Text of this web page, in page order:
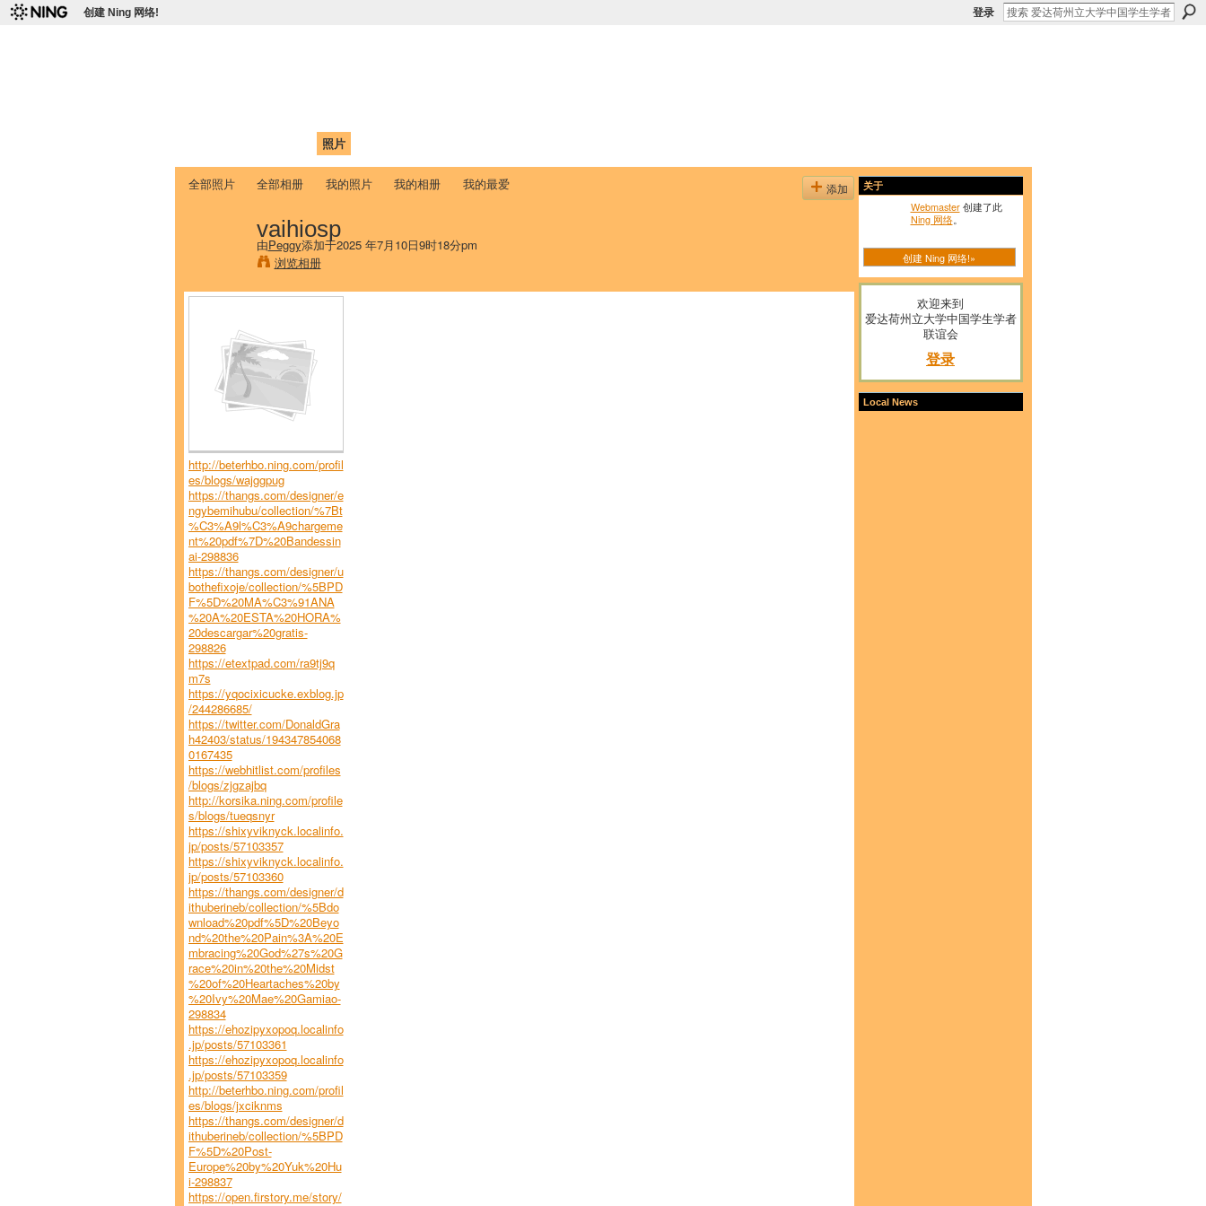
创建 Ning 网络! 登录
照片
全部照片 全部相册 我的照片 我的相册 我的最爱 添加
vaihiosp
由Peggy添加于2025 年7月10日9时18分pm
浏览相册
http://beterhbo.ning.com/profil
es/blogs/wajggpug
https://thangs.com/designer/e
ngybemihubu/collection/%7Bt
%C3%A9l%C3%A9chargeme
nt%20pdf%7D%20Bandessin
ai-298836
https://thangs.com/designer/u
bothefixoje/collection/%5BPD
F%5D%20MA%C3%91ANA
%20A%20ESTA%20HORA%
20descargar%20gratis-
298826
https://etextpad.com/ra9tj9q
m7s
https://yqocixicucke.exblog.jp
/244286685/
https://twitter.com/DonaldGra
h42403/status/194347854068
0167435
https://webhitlist.com/profiles
/blogs/zjgzajbq
http://korsika.ning.com/profile
s/blogs/tueqsnyr
https://shixyviknyck.localinfo.
jp/posts/57103357
https://shixyviknyck.localinfo.
jp/posts/57103360
https://thangs.com/designer/d
ithuberineb/collection/%5Bdo
wnload%20pdf%5D%20Beyo
nd%20the%20Pain%3A%20E
mbracing%20God%27s%20G
race%20in%20the%20Midst
%20of%20Heartaches%20by
%20Ivy%20Mae%20Gamiao-
298834
https://ehozipyxopoq.localinfo
.jp/posts/57103361
https://ehozipyxopoq.localinfo
.jp/posts/57103359
http://beterhbo.ning.com/profil
es/blogs/jxciknms
https://thangs.com/designer/d
ithuberineb/collection/%5BPD
F%5D%20Post-
Europe%20by%20Yuk%20Hu
i-298837
https://open.firstory.me/story/
关于
Webmaster创建了此
Ning 网络。
创建 Ning 网络!»
欢迎来到
爱达荷州立大学中国学生学者
联谊会
登录
Local News